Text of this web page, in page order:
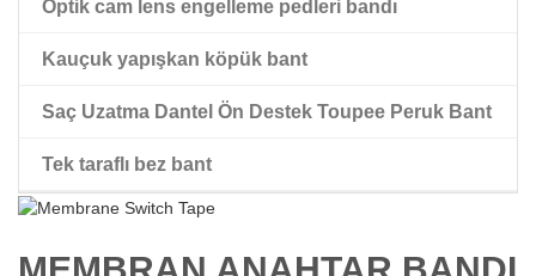
Optik cam lens engelleme pedleri bandı
Kauçuk yapışkan köpük bant
Saç Uzatma Dantel Ön Destek Toupee Peruk Bant
peruk çift taraflı bant
Tek taraflı bez bant